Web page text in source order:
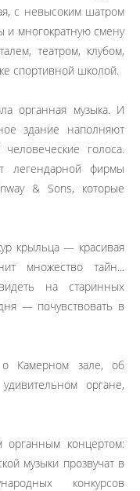
с невысоким шатром
и многократную смену
театром, клубом,
спортивной школой.
органная музыка. И
здание наполняют
голоса.
легендарной фирмы
& Sons, которые
крыльца — красивая
множество тайн...
на старинных
— почувствовать в
о Камерном зале, об
органе,
органным концертом:
музыки прозвучат в
конкурсов